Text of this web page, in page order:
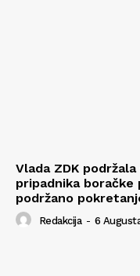
Vlada ZDK
pripadnika boračke
podržano
Redakcija - 6